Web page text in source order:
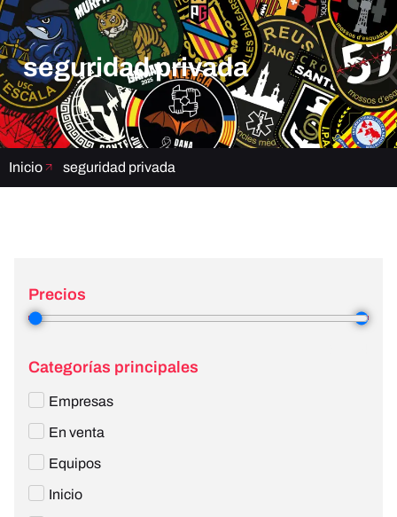
seguridad privada
Inicio seguridad privada
Precios
Categorías principales
Empresas
En venta
Equipos
Inicio